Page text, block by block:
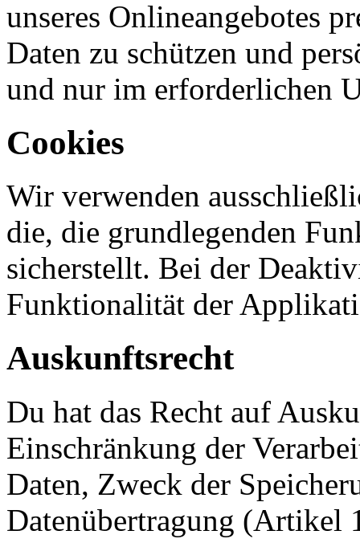
unseres Onlineangebotes
Daten zu schützen und
und nur im erforderlichen
Cookies
Wir verwenden
die, die grundlegenden
sicherstellt. Bei der
Funktionalität der
Auskunftsrecht
Du hat das Recht auf
Einschränkung der
Daten, Zweck der
Datenübertragung (Artikel